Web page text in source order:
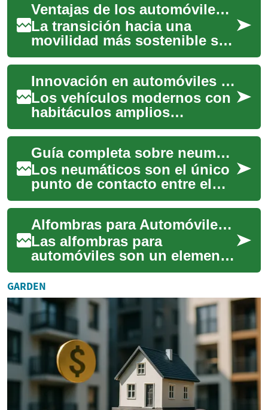
Ventajas de los automóviles eléctricos para el futuro
La transición hacia una
movilidad más sostenible se
acelera, y los automóviles
eléctricos emergen como
protagonistas ...
Innovación en automóviles con habitáculo espacioso
Los vehículos modernos con
habitáculos amplios
representan una evolución
significativa en la industria
automotriz, co...
Guía completa sobre neumáticos: seguridad y mantenimiento
Los neumáticos son el único
punto de contacto entre el
coche y la carretera, y afectan
directamente a la seguridad,
e...
Alfombras para Automóviles: Funcionalidad y Estilo para tu Vehículo
Las alfombras para
automóviles son un elemento
esencial en el interior de
cualquier vehículo. Estas
piezas no solo pr...
GARDEN